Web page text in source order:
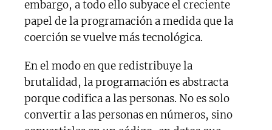
embargo, a todo ello subyace el creciente
papel de la programación a medida que la
coerción se vuelve más tecnológica.
En el modo en que redistribuye la
brutalidad, la programación es abstracta
porque codifica a las personas. No es solo
convertir a las personas en números, sino